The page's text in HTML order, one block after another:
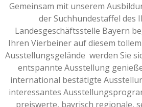
Gemeinsam mit unserem
der Suchhundestaffel des
Landesgeschäftsstelle Bayern
Ihren Vierbeiner auf diesem
Ausstellungsgelände werden Sie
entspannte Ausstellung
international bestätigte
interessantes
preiswerte, bayrisch regionale,